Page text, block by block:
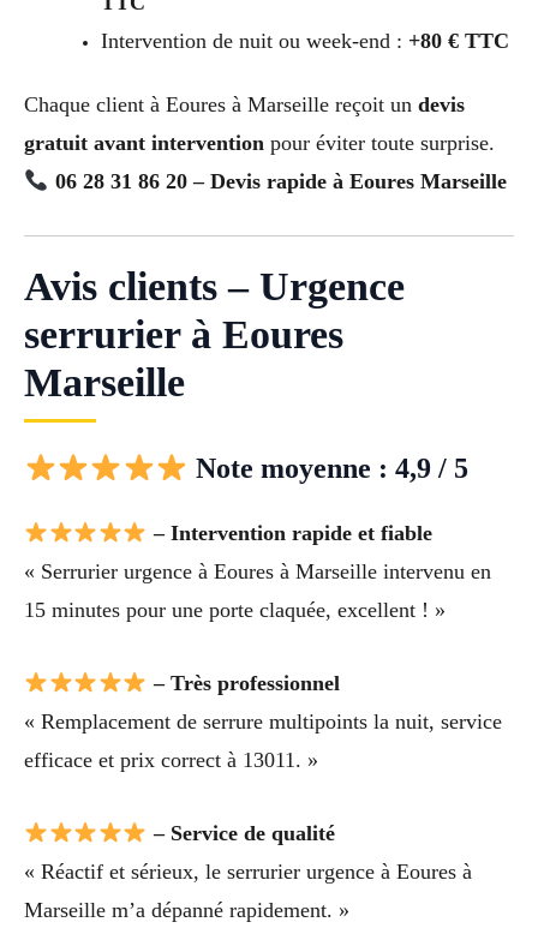
Intervention de nuit ou week-end : +80 € TTC
Chaque client à Eoures à Marseille reçoit un devis
gratuit avant intervention pour éviter toute surprise.
06 28 31 86 20 – Devis rapide à Eoures Marseille
Avis clients – Urgence
serrurier à Eoures
Marseille
Note moyenne : 4,9 / 5
– Intervention rapide et fiable
« Serrurier urgence à Eoures à Marseille intervenu en
15 minutes pour une porte claquée, excellent ! »
– Très professionnel
« Remplacement de serrure multipoints la nuit, service
efficace et prix correct à 13011. »
– Service de qualité
« Réactif et sérieux, le serrurier urgence à Eoures à
Marseille m’a dépanné rapidement. »